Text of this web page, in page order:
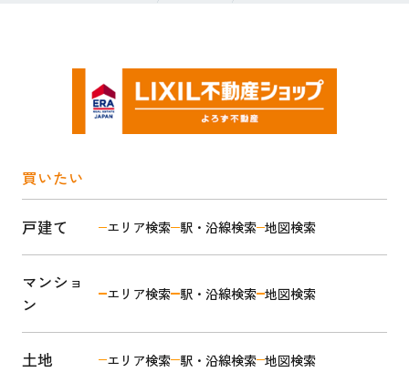
買いたい
戸建て エリア検索 駅・沿線検索 地図検索
マンショ
ン
エリア検索 駅・沿線検索 地図検索
土地 エリア検索 駅・沿線検索 地図検索